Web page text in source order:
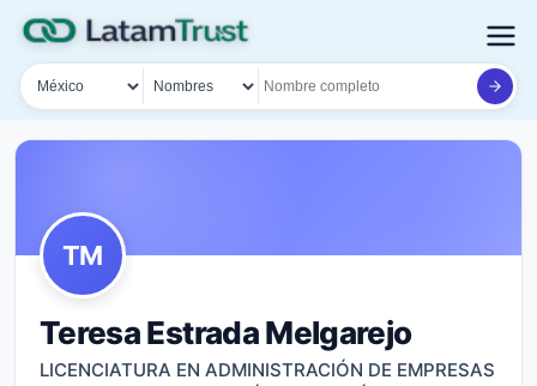
País
Tipo de búsqueda
Nombre o documento
TM
Teresa Estrada Melgarejo
LICENCIATURA EN ADMINISTRACIÓN DE EMPRESAS